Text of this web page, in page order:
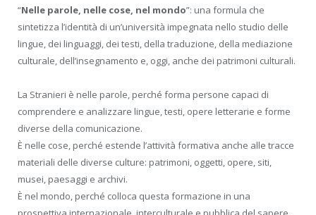
“Nelle parole, nelle cose, nel mondo”: una formula che
sintetizza l’identità di un’università impegnata nello studio delle
lingue, dei linguaggi, dei testi, della traduzione, della mediazione
culturale, dell’insegnamento e, oggi, anche dei patrimoni culturali.
La Stranieri è nelle parole, perché forma persone capaci di
comprendere e analizzare lingue, testi, opere letterarie e forme
diverse della comunicazione.
È nelle cose, perché estende l’attività formativa anche alle tracce
materiali delle diverse culture: patrimoni, oggetti, opere, siti,
musei, paesaggi e archivi.
È nel mondo, perché colloca questa formazione in una